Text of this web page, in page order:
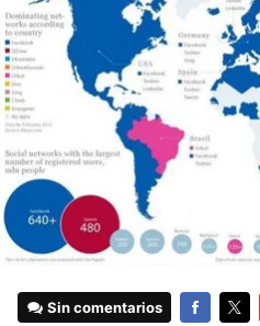
Sin comentarios